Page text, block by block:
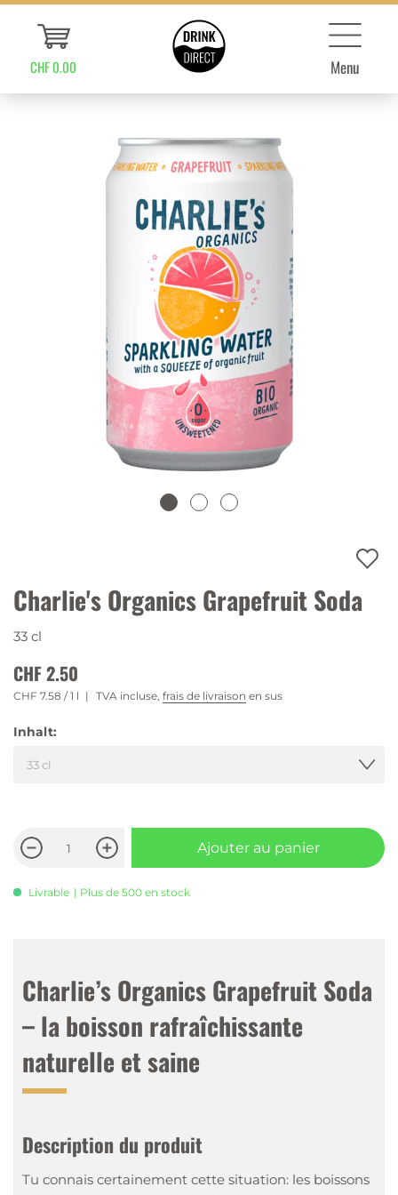
CHF 0.00 Menu
Charlie's Organics Grapefruit Soda
33 cl
CHF 2.50
CHF 7.58 / 1 l TVA incluse, frais de livraison en sus
Inhalt:
Ajouter au panier
Livrable | Plus de 500 en stock
Charlie’s Organics Grapefruit Soda
– la boisson rafraîchissante
naturelle et saine
Description du produit
Tu connais certainement cette situation: les boissons